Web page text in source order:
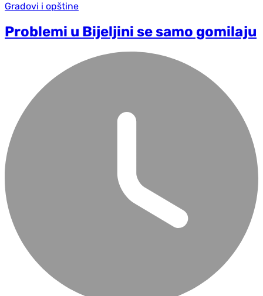
Gradovi i opštine
Problemi u Bijeljini se samo gomilaju